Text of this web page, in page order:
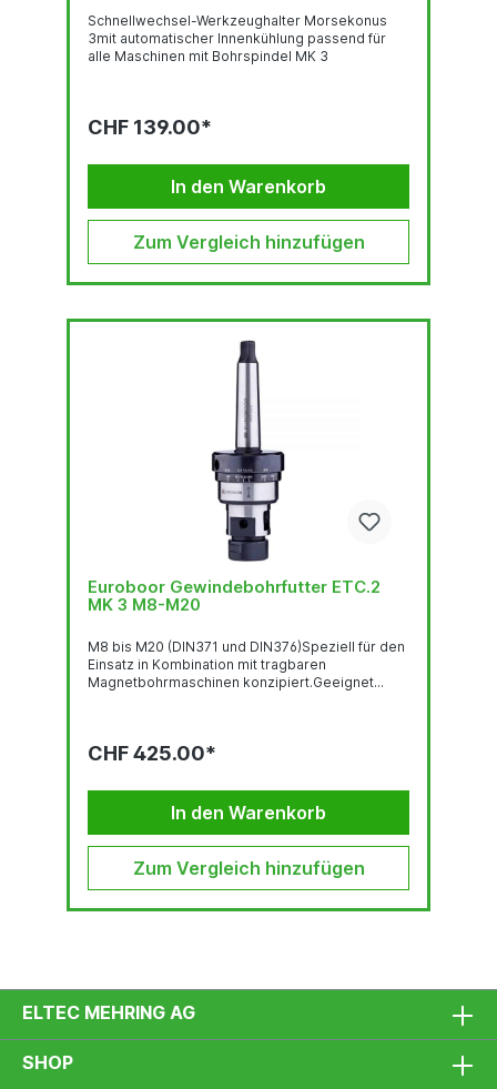
Schnellwechsel-Werkzeughalter Morsekonus
3mit automatischer Innenkühlung passend für
alle Maschinen mit Bohrspindel MK 3
CHF 139.00*
In den Warenkorb
Zum Vergleich hinzufügen
Euroboor Gewindebohrfutter ETC.2
MK 3 M8-M20
M8 bis M20 (DIN371 und DIN376)Speziell für den
Einsatz in Kombination mit tragbaren
Magnetbohrmaschinen konzipiert.Geeignet...
CHF 425.00*
In den Warenkorb
Zum Vergleich hinzufügen
ELTEC MEHRING AG
SHOP